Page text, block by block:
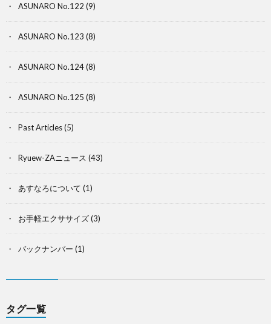
ASUNARO No.122 (9)
ASUNARO No.123 (8)
ASUNARO No.124(8)
ASUNARO No.125 (8)
Past Articles(5)
Ryuew-ZAニュース (43)
あすなろについて (1)
お手軽エクササイズ(3)
バックナンバー (1)
タグ一覧